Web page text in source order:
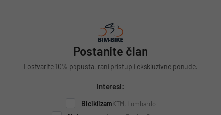
Postanite član
I ostvarite 10% popusta, rani pristup i ekskluzivne ponude.
Interesi:
BiciklizamKTM, Lombardo